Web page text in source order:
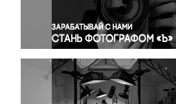
Правосудие
Происшествия и конфликты
Религия
Светская жизнь
Спорт
Экология